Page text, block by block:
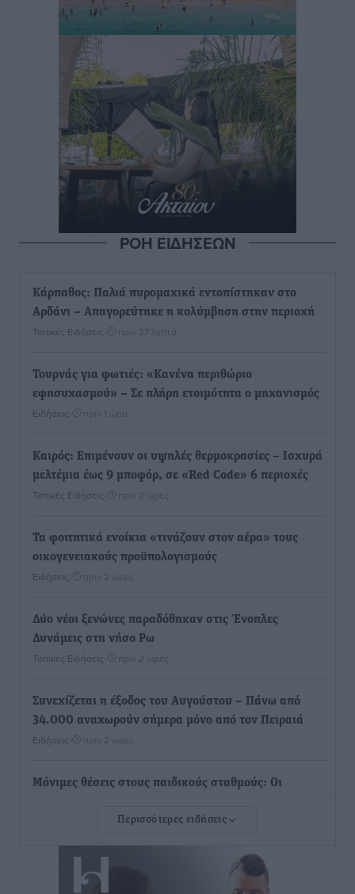
ΡΟΗ ΕΙΔΗΣΕΩΝ
Κάρπαθος: Παλιά πυρομαχικά εντοπίστηκαν στο
Αρδάνι – Απαγορεύτηκε η κολύμβηση στην περιοχή
Τοπικές Ειδήσεις πριν 27 λεπτά
Τουρνάς για φωτιές: «Κανένα περιθώριο
εφησυχασμού» – Σε πλήρη ετοιμότητα ο μηχανισμός
Ειδήσεις πριν 1 ώρα
Καιρός: Επιμένουν οι υψηλές θερμοκρασίες – Ισχυρά
μελτέμια έως 9 μποφόρ, σε «Red Code» 6 περιοχές
Τοπικές Ειδήσεις πριν 2 ώρες
Τα φοιτητικά ενοίκια «τινάζουν στον αέρα» τους
οικογενειακούς προϋπολογισμούς
Ειδήσεις πριν 2 ώρες
Δύο νέοι ξενώνες παραδόθηκαν στις Ένοπλες
Δυνάμεις στη νήσο Ρω
Τοπικές Ειδήσεις πριν 2 ώρες
Συνεχίζεται η έξοδος του Αυγούστου – Πάνω από
34.000 αναχωρούν σήμερα μόνο από τον Πειραιά
Ειδήσεις πριν 2 ώρες
Μόνιμες θέσεις στους παιδικούς σταθμούς: Οι
για τους δήμους
Δεύτερη πηγή εισοδήματος για τους επαγγελματίες
Περισσότερες ειδήσεις